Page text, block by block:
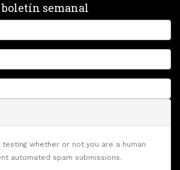
boletín semanal
whether or not you are a human
automated spam submissions.